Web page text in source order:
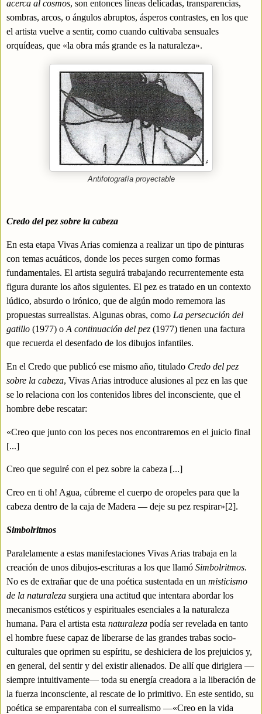
acerca al cosmos, son entonces líneas delicadas, transparencias,
sombras, arcos, o ángulos abruptos, ásperos contrastes, en los que
el artista vuelve a sentir, como cuando cultivaba sensuales
orquídeas, que «la obra más grande es la naturaleza».
Antifotografía proyectable
Credo del pez sobre la cabeza
En esta etapa Vivas Arias comienza a realizar un tipo de pinturas
con temas acuáticos, donde los peces surgen como formas
fundamentales. El artista seguirá trabajando recurrentemente esta
figura durante los años siguientes. El pez es tratado en un contexto
lúdico, absurdo o irónico, que de algún modo rememora las
propuestas surrealistas. Algunas obras, como La persecución del
gatillo (1977) o A continuación del pez (1977) tienen una factura
que recuerda el desenfado de los dibujos infantiles.
En el Credo que publicó ese mismo año, titulado Credo del pez
sobre la cabeza, Vivas Arias introduce alusiones al pez en las que
se lo relaciona con los contenidos libres del inconsciente, que el
hombre debe rescatar:
«Creo que junto con los peces nos encontraremos en el juicio final
[...]
Creo que seguiré con el pez sobre la cabeza [...]
Creo en ti oh! Agua, cúbreme el cuerpo de oropeles para que la
cabeza dentro de la caja de Madera — deje su pez respirar»[2].
Simbolritmos
Paralelamente a estas manifestaciones Vivas Arias trabaja en la
creación de unos dibujos-escrituras a los que llamó Simbolritmos.
No es de extrañar que de una poética sustentada en un misticismo
de la naturaleza surgiera una actitud que intentara abordar los
mecanismos estéticos y espirituales esenciales a la naturaleza
humana. Para el artista esta naturaleza podía ser revelada en tanto
el hombre fuese capaz de liberarse de las grandes trabas socio-
culturales que oprimen su espíritu, se deshiciera de los prejuicios y,
en general, del sentir y del existir alienados. De allí que dirigiera —
siempre intuitivamente— toda su energía creadora a la liberación de
la fuerza inconsciente, al rescate de lo primitivo. En este sentido, su
poética se emparentaba con el surrealismo —«Creo en la vida